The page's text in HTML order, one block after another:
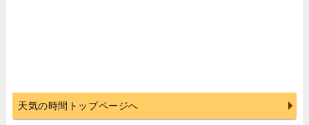
天気の時間トップページへ